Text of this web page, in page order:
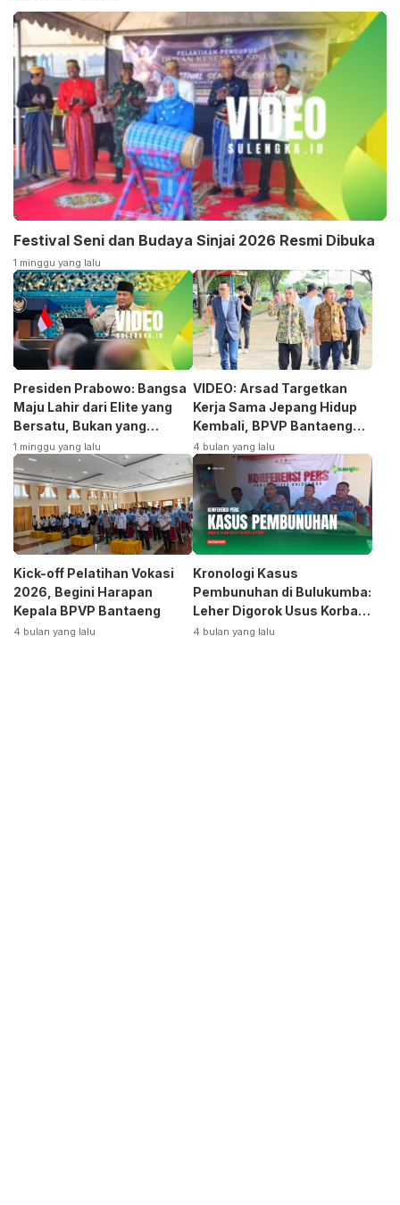
Festival Seni dan Budaya Sinjai 2026 Resmi Dibuka
1 minggu yang lalu
Presiden Prabowo: Bangsa
Maju Lahir dari Elite yang
Bersatu, Bukan yang
Terpecah
1 minggu yang lalu
VIDEO: Arsad Targetkan
Kerja Sama Jepang Hidup
Kembali, BPVP Bantaeng
Siap Bangkitkan Jurusan
Otomotif
4 bulan yang lalu
Kick-off Pelatihan Vokasi
2026, Begini Harapan
Kepala BPVP Bantaeng
4 bulan yang lalu
Kronologi Kasus
Pembunuhan di Bulukumba:
Leher Digorok Usus Korban
Dikeluarkan
4 bulan yang lalu